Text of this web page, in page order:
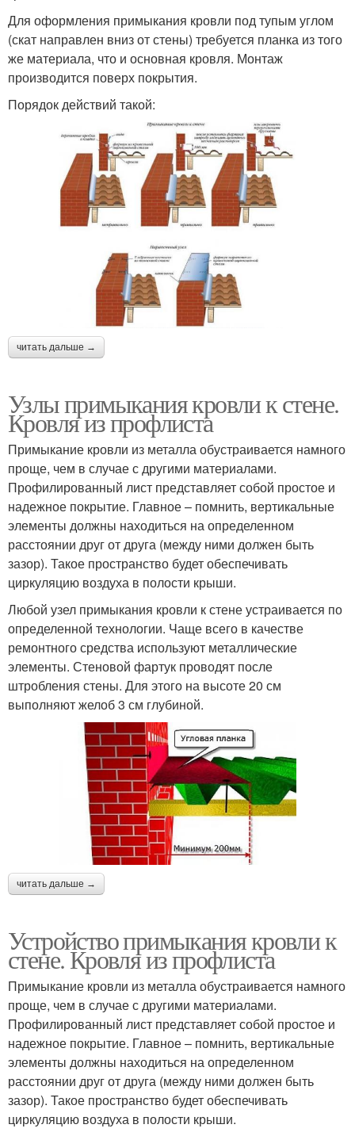
Для оформления примыкания кровли под тупым углом
(скат направлен вниз от стены) требуется планка из того
же материала, что и основная кровля. Монтаж
производится поверх покрытия.
Порядок действий такой:
читать дальше →
Узлы примыкания кровли к стене.
Кровля из профлиста
Примыкание кровли из металла обустраивается намного
проще, чем в случае с другими материалами.
Профилированный лист представляет собой простое и
надежное покрытие. Главное – помнить, вертикальные
элементы должны находиться на определенном
расстоянии друг от друга (между ними должен быть
зазор). Такое пространство будет обеспечивать
циркуляцию воздуха в полости крыши.
Любой узел примыкания кровли к стене устраивается по
определенной технологии. Чаще всего в качестве
ремонтного средства используют металлические
элементы. Стеновой фартук проводят после
штробления стены. Для этого на высоте 20 см
выполняют желоб 3 см глубиной.
читать дальше →
Устройство примыкания кровли к
стене. Кровля из профлиста
Примыкание кровли из металла обустраивается намного
проще, чем в случае с другими материалами.
Профилированный лист представляет собой простое и
надежное покрытие. Главное – помнить, вертикальные
элементы должны находиться на определенном
расстоянии друг от друга (между ними должен быть
зазор). Такое пространство будет обеспечивать
циркуляцию воздуха в полости крыши.